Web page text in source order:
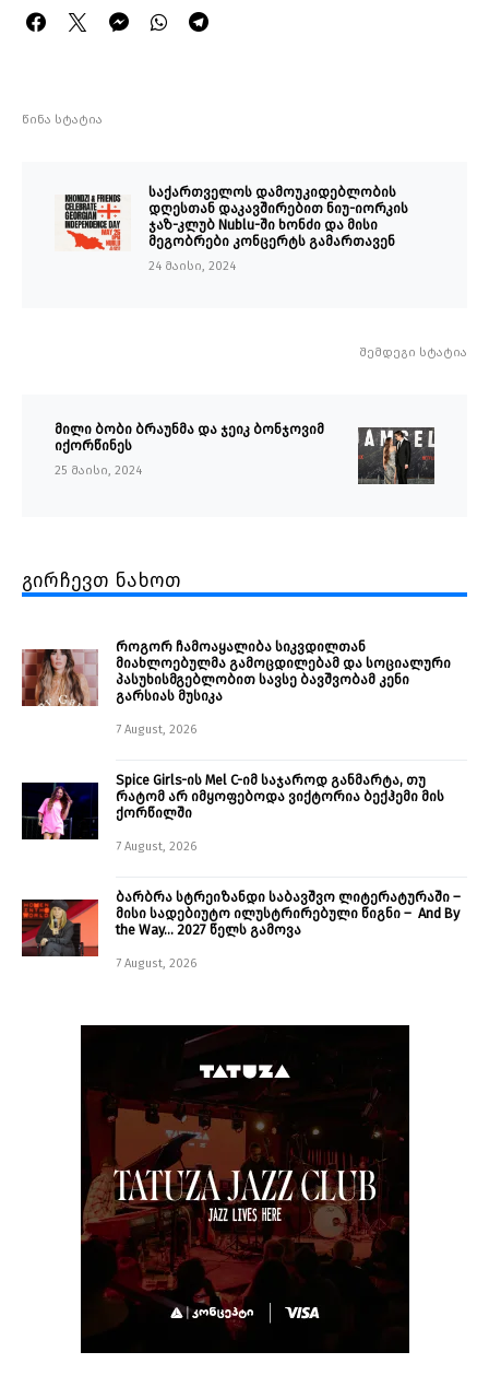
წინა სტატია
საქართველოს დამოუკიდებლობის
დღესთან დაკავშირებით ნიუ-იორკის
ჯაზ-კლუბ Nublu-ში ხონძი და მისი
მეგობრები კონცერტს გამართავენ
24 მაისი, 2024
შემდეგი სტატია
მილი ბობი ბრაუნმა და ჯეიკ ბონჯოვიმ
იქორწინეს
25 მაისი, 2024
გირჩევთ ნახოთ
როგორ ჩამოაყალიბა სიკვდილთან
მიახლოებულმა გამოცდილებამ და სოციალური
პასუხისმგებლობით სავსე ბავშვობამ კენი
გარსიას მუსიკა
7 August, 2026
Spice Girls-ის Mel C-იმ საჯაროდ განმარტა, თუ
რატომ არ იმყოფებოდა ვიქტორია ბექჰემი მის
ქორწილში
7 August, 2026
ბარბრა სტრეიზანდი საბავშვო ლიტერატურაში –
მისი სადებიუტო ილუსტრირებული წიგნი – And By
the Way… 2027 წელს გამოვა
7 August, 2026